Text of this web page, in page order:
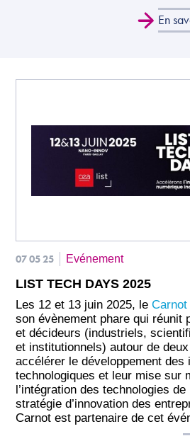
En
07 05 25 Evénement
LIST TECH DAYS 2025
Les 12 et 13 juin 2025, le
son évènement phare qui réunit
et décideurs (industriels,
et institutionnels) autour de
accélérer le développement des
technologiques et leur mise sur
l’intégration des technologies
stratégie d’innovation des
Carnot est partenaire de cet